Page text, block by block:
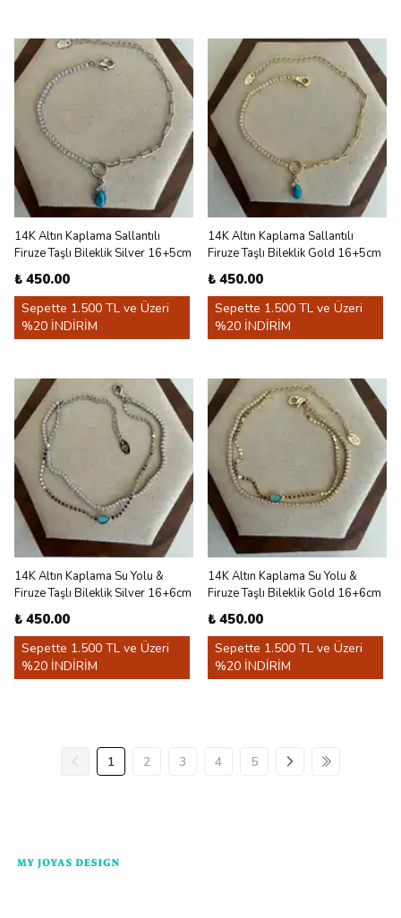
14K Altın Kaplama Sallantılı
Firuze Taşlı Bileklik Silver 16+5cm
₺ 450.00
Sepette 1.500 TL ve Üzeri
%20 İNDİRİM
14K Altın Kaplama Sallantılı
Firuze Taşlı Bileklik Gold 16+5cm
₺ 450.00
Sepette 1.500 TL ve Üzeri
%20 İNDİRİM
14K Altın Kaplama Su Yolu &
Firuze Taşlı Bileklik Silver 16+6cm
₺ 450.00
Sepette 1.500 TL ve Üzeri
%20 İNDİRİM
14K Altın Kaplama Su Yolu &
Firuze Taşlı Bileklik Gold 16+6cm
₺ 450.00
Sepette 1.500 TL ve Üzeri
%20 İNDİRİM
1 2 3 4 5